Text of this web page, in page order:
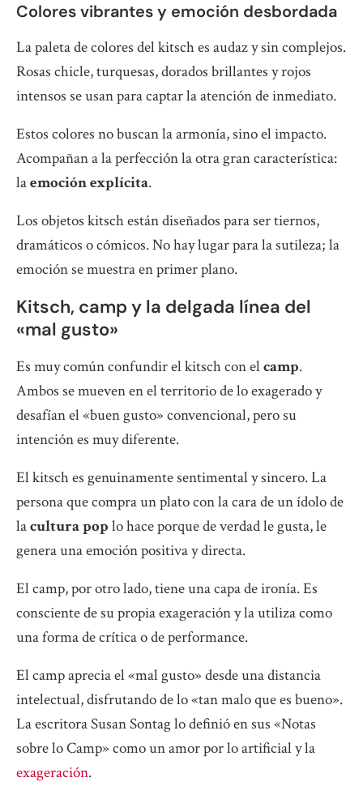
Colores vibrantes y emoción desbordada
La paleta de colores del kitsch es audaz y sin complejos.
Rosas chicle, turquesas, dorados brillantes y rojos
intensos se usan para captar la atención de inmediato.
Estos colores no buscan la armonía, sino el impacto.
Acompañan a la perfección la otra gran característica:
laemoción explícita.
Los objetos kitsch están diseñados para ser tiernos,
dramáticos o cómicos. No hay lugar para la sutileza; la
emoción se muestra en primer plano.
Kitsch, camp y la delgada línea del
«mal gusto»
Es muy común confundir el kitsch con elcamp.
Ambos se mueven en el territorio de lo exagerado y
desafían el «buen gusto» convencional, pero su
intención es muy diferente.
El kitsch es genuinamente sentimental y sincero. La
persona que compra un plato con la cara de un ídolo de
lacultura pop lo hace porque de verdad le gusta, le
genera una emoción positiva y directa.
El camp, por otro lado, tiene una capa de ironía. Es
consciente de su propia exageración y la utiliza como
una forma de crítica o de performance.
El camp aprecia el «mal gusto» desde una distancia
intelectual, disfrutando de lo «tan malo que es bueno».
La escritora Susan Sontag lo definió en sus «Notas
sobre lo Camp» como un amor por lo artificial y la
exageración.